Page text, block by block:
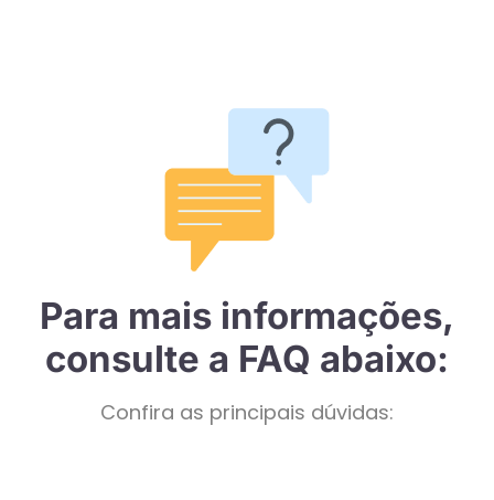
Para mais informações,
consulte a FAQ abaixo:
Confira as principais dúvidas: